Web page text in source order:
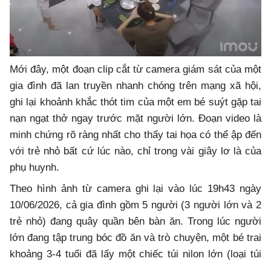
Mới đây, một đoạn clip cắt từ camera giám sát của một
gia đình đã lan truyền nhanh chóng trên mạng xã hội,
ghi lại khoảnh khắc thót tim của một em bé suýt gặp tai
nạn ngạt thở ngay trước mặt người lớn. Đoạn video là
minh chứng rõ ràng nhất cho thấy tai họa có thể ập đến
với trẻ nhỏ bất cứ lúc nào, chỉ trong vài giây lơ là của
phụ huynh.
Theo hình ảnh từ camera ghi lại vào lúc 19h43 ngày
10/06/2026, cả gia đình gồm 5 người (3 người lớn và 2
trẻ nhỏ) đang quây quần bên bàn ăn. Trong lúc người
lớn đang tập trung bóc đồ ăn và trò chuyện, một bé trai
khoảng 3-4 tuổi đã lấy một chiếc túi nilon lớn (loại túi